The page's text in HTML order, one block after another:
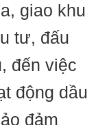
giao khu
tư, đấu
đến việc
động dầu
đảm